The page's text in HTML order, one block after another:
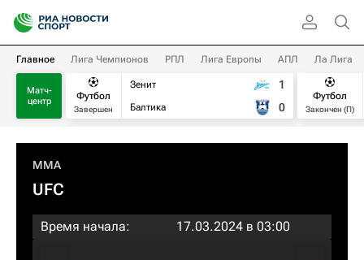
Главное Лига Чемпионов РПЛ Лига Европы АПЛ Ла Лига
Матч-
центр
Футбол
Завершен
Зенит
Балтика
1
0
Футбол
Закончен (П)
MMA
UFC
Время начала: 17.03.2024 в 03:00